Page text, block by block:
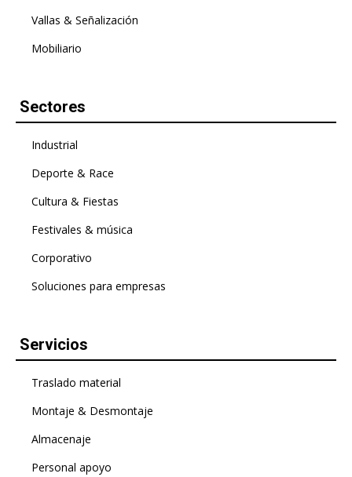
Vallas & Señalización
Mobiliario
Sectores
Industrial
Deporte & Race
Cultura & Fiestas
Festivales & música
Corporativo
Soluciones para empresas
Servicios
Traslado material
Montaje & Desmontaje
Almacenaje
Personal apoyo